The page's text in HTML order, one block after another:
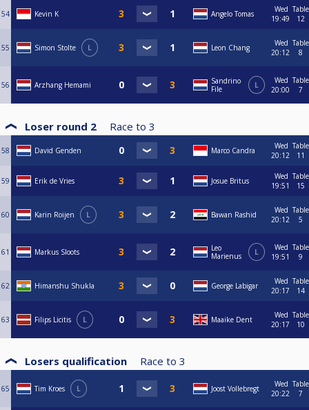
54 Kevin K Angelo Tomas
Wed
19:49
Table
12
55 Simon Stolte L Leon Chang
Wed
20:12
Table
8
56 Arzhang Hemami
Sandrino
File
L
Wed
20:00
Table
7
Loser round 2 Race to 3
58 David Genden Marco Candra
Wed
20:12
Table
11
59 Erik de Vries Josue Britus
Wed
19:51
Table
15
60 Karin Roijen L Bawan Rashid
Wed
20:12
Table
5
61 Markus Sloots
Leo
Marienus
L
Wed
19:51
Table
9
62 Himanshu Shukla George Labigar
Wed
20:17
Table
14
63 Filips Licitis L Maaike Dent
Wed
20:17
Table
10
Losers qualification Race to 3
65 Tim Kroes L Joost Vollebregt
Wed
20:22
Table
7